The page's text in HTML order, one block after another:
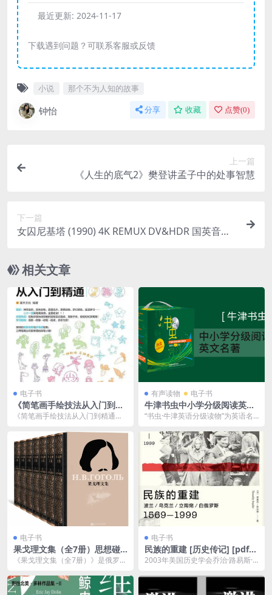
最近更新: 2024-11-17
下载遇到问题？可联系客服或反馈
小说 那个不为人知的故事
钟怡 分享 收藏 点赞(0)
上一篇
《人生的底气2》樊登讲孟子中的处事智慧
下一篇
女囚尼基塔 (1990) 4K REMUX DV&HDR 国英音轨
相关文章
电子书
《简笔画手绘技法从入门到精
通》三两笔画出简笔画[pdf]
《简笔画手绘技法从入门到精通》
程书，旨在帮助读者从...
有声读物 电子书
牛津书虫中小学分级阅读英文
名著（PDF电子书MP3音频）
“书虫·牛津英语分级读物”为英语名
社推出，19...
电子书
果戈理文集（全7册）思想碰
撞与情感交织的文学盛宴
《果戈理文集（全7册）》是俄罗斯
ogo...
电子书
民族的重建 [ 历史传记] [pdf
+全格式]
2003年美国历史学会乔治·路易斯·
年美国...